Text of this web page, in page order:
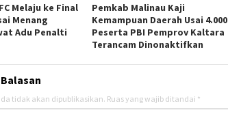
Melaju ke Final
Menang
Adu Penalti
Pemkab Malinau Kaji
Kemampuan Daerah Usai 4.000
Peserta PBI Pemprov Kaltara
Terancam Dinonaktifkan
tidak akan dipublikasikan. Ruas yang wajib ditandai *